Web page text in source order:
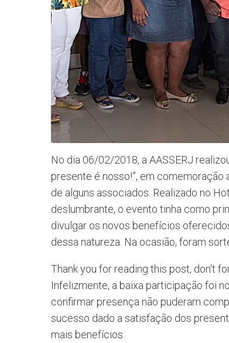
No dia 06/02/2018, a AASSERJ
presente é nosso!”, em comemoração
de alguns associados. Realizado no
deslumbrante, o evento tinha como
divulgar os novos benefícios
dessa natureza. Na ocasião, foram
Thank you for reading this post, don't
Infelizmente, a baixa participação foi
confirmar presença não puderam
sucesso dado a satisfação dos
mais benefícios.